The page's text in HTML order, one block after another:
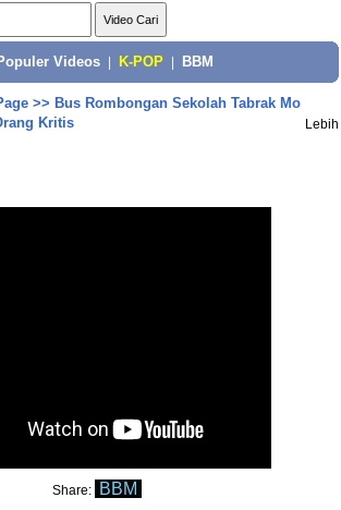
Videos K-POP BBM
>> Bus Rombongan Sekolah Tabrak Mo
Kritis
Lebih
Share: BBM